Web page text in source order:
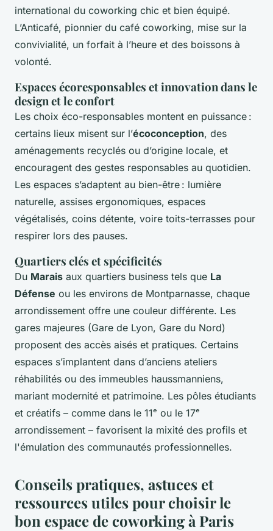
international du coworking chic et bien équipé.
L’Anticafé, pionnier du café coworking, mise sur la
convivialité, un forfait à l’heure et des boissons à
volonté.
Espaces écoresponsables et innovation dans le
design et le confort
Les choix éco-responsables montent en puissance :
certains lieux misent sur l’écoconception, des
aménagements recyclés ou d’origine locale, et
encouragent des gestes responsables au quotidien.
Les espaces s’adaptent au bien-être : lumière
naturelle, assises ergonomiques, espaces
végétalisés, coins détente, voire toits-terrasses pour
respirer lors des pauses.
Quartiers clés et spécificités
Du Marais aux quartiers business tels que La
Défense ou les environs de Montparnasse, chaque
arrondissement offre une couleur différente. Les
gares majeures (Gare de Lyon, Gare du Nord)
proposent des accès aisés et pratiques. Certains
espaces s’implantent dans d’anciens ateliers
réhabilités ou des immeubles haussmanniens,
mariant modernité et patrimoine. Les pôles étudiants
et créatifs – comme dans le 11ᵉ ou le 17ᵉ
arrondissement – favorisent la mixité des profils et
l'émulation des communautés professionnelles.
Conseils pratiques, astuces et
ressources utiles pour choisir le
bon espace de coworking à Paris